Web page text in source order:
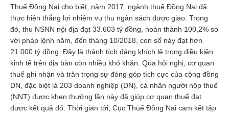
Thuế Đồng Nai cho biết, năm 2017, ngành thuế Đồng Nai đã
thực hiện thắng lợi nhiệm vụ thu ngân sách được giao. Trong
đó, thu NSNN nội địa đạt 33.603 tỷ đồng, hoàn thành 100,2% so
với pháp lệnh năm, đến tháng 10/2018, con số này đạt hơn
21.000 tỷ đồng. Đây là thành tích đáng khích lệ trong điều kiện
kinh tế trên địa bàn còn nhiều khó khăn. Qua hội nghị, cơ quan
thuế ghi nhận và trân trọng sự đóng góp tích cực của cộng đồng
DN, đặc biệt là 203 doanh nghiệp (DN), cá nhân người nộp thuế
(NNT) được khen thưởng lần này đã giúp cơ quan thuế đạt
được kết quả đó. Thời gian tới, Cục Thuế Đồng Nai cam kết tập